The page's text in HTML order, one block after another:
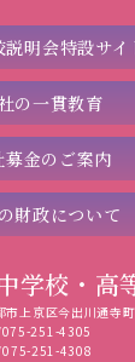
説明会特設サイ
の一貫教育
募金のご案内
財政について
学校・高
上京区今出川通寺
251-4305
075-251-4308